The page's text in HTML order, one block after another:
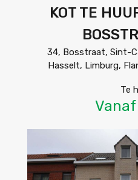
KOT TE
34, Bosstraat, Sint-
Hasselt, Limburg,
Te